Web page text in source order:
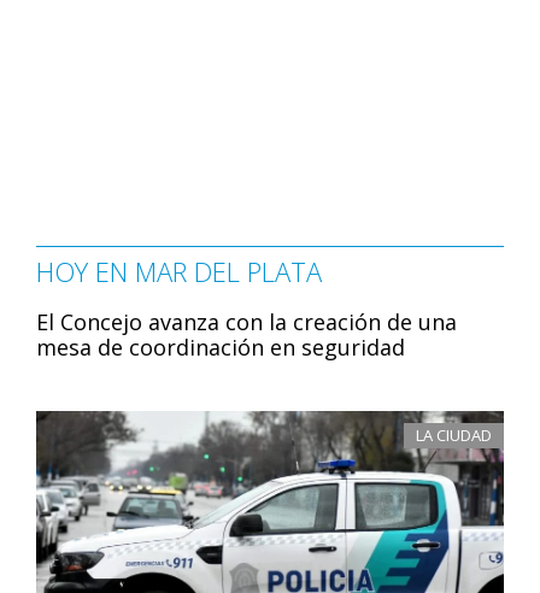
HOY EN MAR DEL PLATA
El Concejo avanza con la creación de una
mesa de coordinación en seguridad
LA CIUDAD